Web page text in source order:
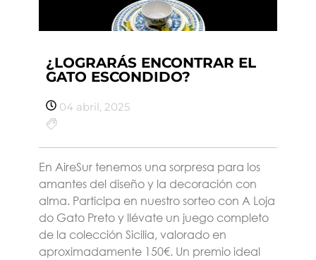
¿LOGRARÁS ENCONTRAR EL
GATO ESCONDIDO?
04 abril, 2025
En AireSur tenemos una sorpresa para los
amantes del diseño y la decoración con
alma. Participa en nuestro sorteo con A Loja
do Gato Preto y llévate un juego completo
de la colección Sicilia, valorado en
aproximadamente 150€. Un premio ideal